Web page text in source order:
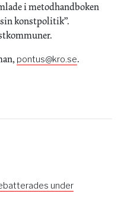
i metodhandboken
konstpolitik”.
pontus@kro.se.
under